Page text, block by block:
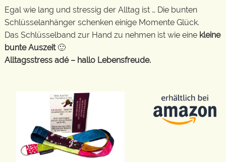
Egal wie lang und stressig der Alltag ist … Die bunten
Schlüsselanhänger schenken einige Momente Glück.
Das Schlüsselband zur Hand zu nehmen ist wie eine kleine
bunte Auszeit🙂
Alltagsstress adé – hallo Lebensfreude.